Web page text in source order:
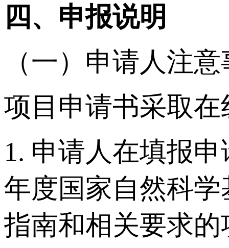
四、 申报说明
（一）申请人注
项目申请书采取
1. 申请人在填报
年度国家自然科
指南和相关要求